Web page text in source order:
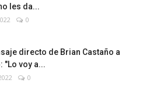
les da...
0
directo de Brian Castaño a
"Lo voy a...
0